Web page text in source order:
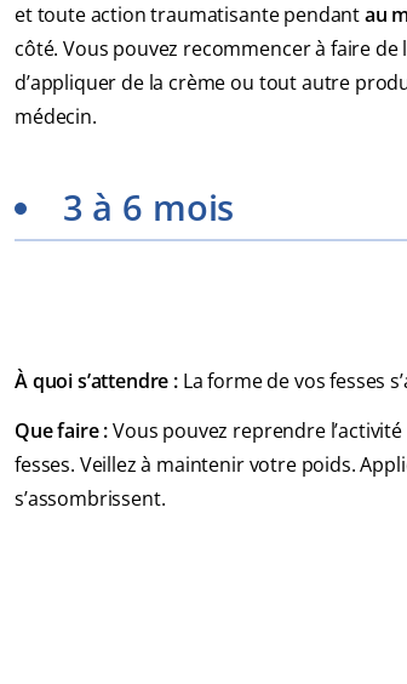
et toute action traumatisante pendantau
côté. Vous pouvez recommencer à faire
d’appliquer de la crème ou tout autre
médecin.
3 à 6 mois
À quoi s’attendre : La forme de vos fesses
Que faire :Vous pouvez reprendre
fesses. Veillez à maintenir votre poids.
s’assombrissent.